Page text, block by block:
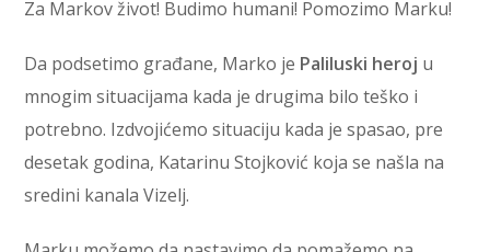
Za Markov život! Budimo humani! Pomozimo Marku!
Da podsetimo građane, Marko je Paliluski heroj u
mnogim situacijama kada je drugima bilo teško i
potrebno. Izdvojićemo situaciju kada je spasao, pre
desetak godina, Katarinu Stojković koja se našla na
sredini kanala Vizelj.